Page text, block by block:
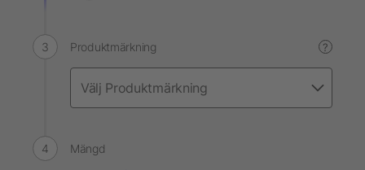
Produktmärkning ?
Mängd